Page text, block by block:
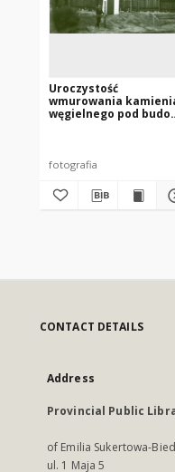
Uroczystość
wmurowania
węgielnego pod
fotografia
CONTACT DETAILS
Address
Provincial Public
of Emilia Sukertowa-
ul. 1 Maja 5